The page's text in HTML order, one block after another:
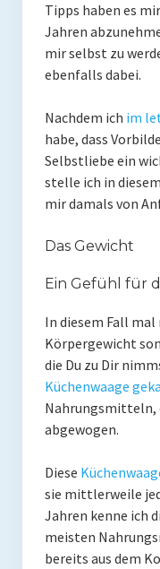
Rezepte
Brainfood
Fisch & Meeresfrüchte
Fleisch und Geflügel
Frühstück
Gemüse
Getränke und
Hauptgerichte
Innereien
Kosmetik
Mit Ei
Salate
Snacks
Suppen
Tipps haben es
Jahren
mir selbst zu
ebenfalls dabei.
Nachdem ich im
habe, dass
Selbstliebe ein
stelle ich in
mir damals von
Das Gewicht
Ein Gefühl für
In diesem Fall
Körpergewicht
die Du zu Dir
Küchenwaage
Nahrungsmitteln,
abgewogen.
Diese
sie mittlerweile
Jahren kenne ich
meisten
bereits aus dem